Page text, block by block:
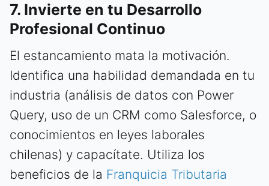
7. Invierte en tu Desarrollo
Profesional Continuo
El estancamiento mata la motivación.
Identifica una habilidad demandada en tu
industria (análisis de datos con Power
Query, uso de un CRM como Salesforce, o
conocimientos en leyes laborales
chilenas) y capacítate. Utiliza los
beneficios de la Franquicia Tributaria